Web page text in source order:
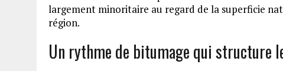
largement minoritaire au regard de la superficie
région.
Un rythme de bitumage qui structure